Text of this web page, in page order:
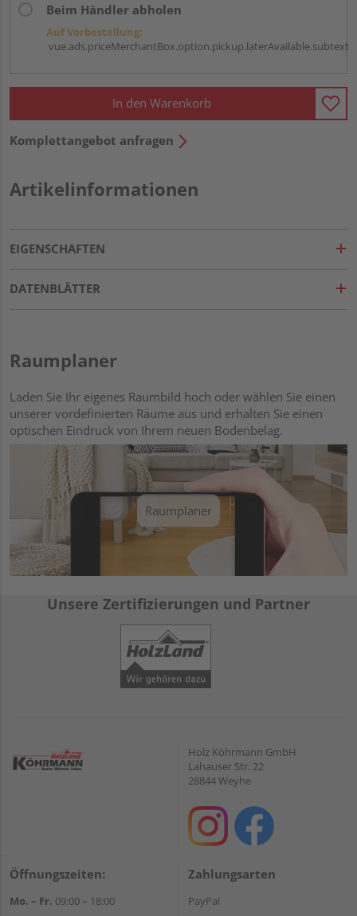
Beim Händler abholen
Auf Vorbestellung:
vue.ads.priceMerchantBox.option.pickup.laterAvailable.subtext
In den Warenkorb
Komplettangebot anfragen
Artikelinformationen
EIGENSCHAFTEN
DATENBLÄTTER
Raumplaner
Laden Sie Ihr eigenes Raumbild hoch oder wählen Sie einen
unserer vordefinierten Räume aus und erhalten Sie einen
optischen Eindruck von Ihrem neuen Bodenbelag.
Raumplaner
Unsere Zertifizierungen und Partner
Holz Köhrmann GmbH
Lahauser Str. 22
28844 Weyhe
Öffnungszeiten:
Mo. – Fr. 09:00 – 18:00
Zahlungsarten
PayPal